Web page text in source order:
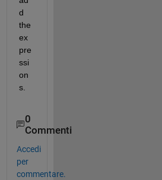
d
the
ex
pre
ssi
on
s.
0
Commenti
Accedi
per
commentare.